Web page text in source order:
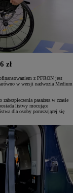
zł
z PFRON jest
w wersji nadwozia Medium
pasażera w czasie
listwy mocujące
dla osoby poruszającej się